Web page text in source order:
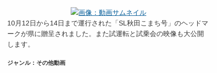
10月12日から14日まで運行された「SL秋田こまち号」のヘッドマ
ークが県に贈呈されました。また試運転と試乗会の映像も大公開
します。
ジャンル：その他動画